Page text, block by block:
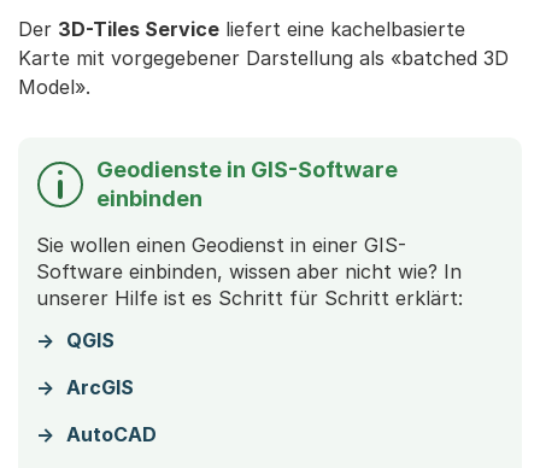
Der 3D-Tiles Service liefert eine kachelbasierte
Karte mit vorgegebener Darstellung als «batched 3D
Model».
Geodienste in GIS-Software
einbinden
Sie wollen einen Geodienst in einer GIS-
Software einbinden, wissen aber nicht wie? In
unserer Hilfe ist es Schritt für Schritt erklärt:
QGIS
ArcGIS
AutoCAD